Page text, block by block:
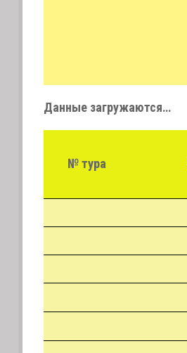
Данные загружаются…
№ тура